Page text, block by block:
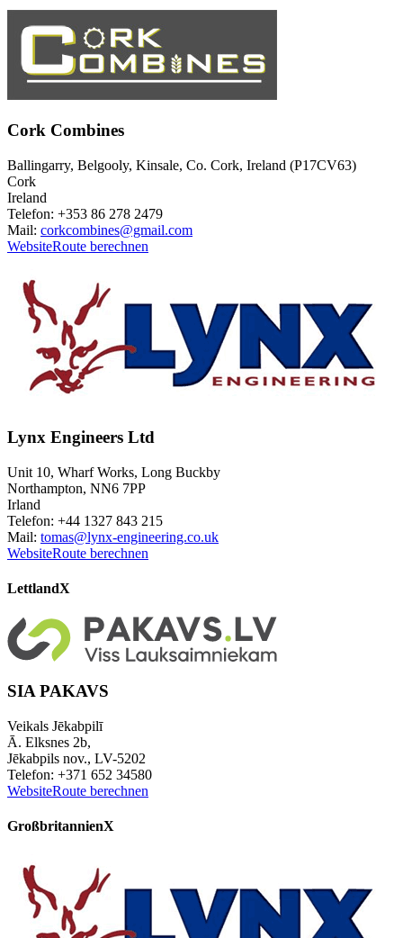
Cork Combines
Ballingarry, Belgooly, Kinsale, Co. Cork, Ireland (P17CV63)
Cork
Ireland
Telefon: +353 86 278 2479
Mail: corkcombines@gmail.com
WebsiteRoute berechnen
Lynx Engineers Ltd
Unit 10, Wharf Works, Long Buckby
Northampton, NN6 7PP
Irland
Telefon: +44 1327 843 215
Mail: tomas@lynx-engineering.co.uk
WebsiteRoute berechnen
LettlandX
SIA PAKAVS
Veikals Jēkabpilī
Ā. Elksnes 2b,
Jēkabpils nov., LV-5202
Telefon: +371 652 34580
WebsiteRoute berechnen
GroßbritannienX